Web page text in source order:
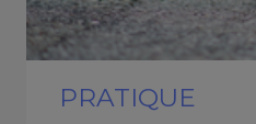
PRATIQUE